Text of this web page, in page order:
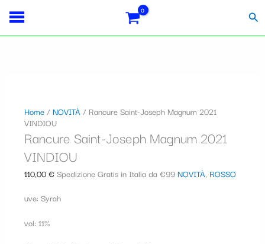
contenuto
Home/NOVITÀ/ Rancure Saint-Joseph Magnum 2021
VINDIOU
Rancure Saint-Joseph Magnum 2021
VINDIOU
110,00€ Spedizione Gratis in Italia da €99NOVITÀ, ROSSO
uve: Syrah
vol: 11%
Saint-
Joseph
Magnum
S
fiscale:
Carrello: